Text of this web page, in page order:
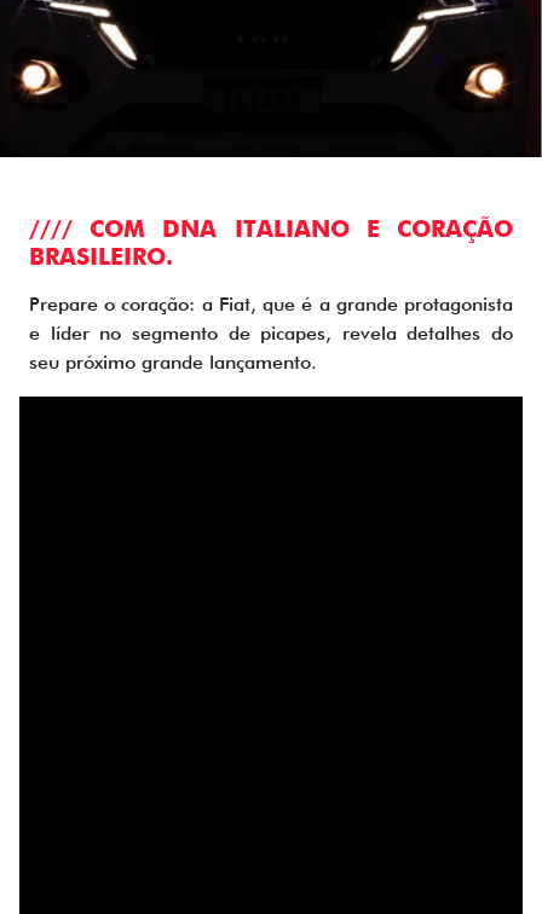
//// COM DNA ITALIANO E CORAÇÃO
BRASILEIRO.
Prepare o coração: a Fiat, que é a grande protagonista
e líder no segmento de picapes, revela detalhes do
seu próximo grande lançamento.